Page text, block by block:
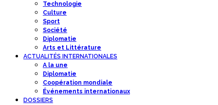
Technologie
Culture
Sport
Société
Diplomatie
Arts et Littérature
ACTUALITÉS INTERNATIONALES
A la une
Diplomatie
Coopération mondiale
Événements internationaux
DOSSIERS